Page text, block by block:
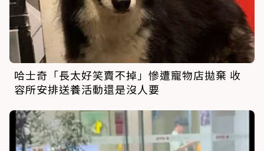
哈士奇「長太好笑賣不掉」慘遭寵物店拋棄 收
容所安排送養活動還是沒人要